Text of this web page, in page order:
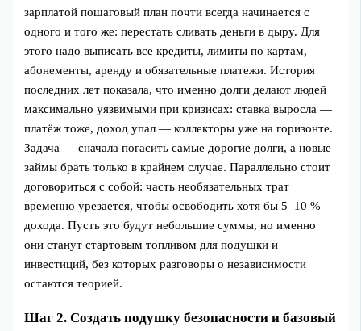
зарплатой пошаговый план почти всегда начинается с
одного и того же: перестать сливать деньги в дыру. Для
этого надо выписать все кредиты, лимиты по картам,
абонементы, аренду и обязательные платежи. История
последних лет показала, что именно долги делают людей
максимально уязвимыми при кризисах: ставка выросла —
платёж тоже, доход упал — коллекторы уже на горизонте.
Задача — сначала погасить самые дорогие долги, а новые
займы брать только в крайнем случае. Параллельно стоит
договориться с собой: часть необязательных трат
временно урезается, чтобы освободить хотя бы 5–10 %
дохода. Пусть это будут небольшие суммы, но именно
они станут стартовым топливом для подушки и
инвестиций, без которых разговоры о независимости
остаются теорией.
Шаг 2. Создать подушку безопасности и базовый